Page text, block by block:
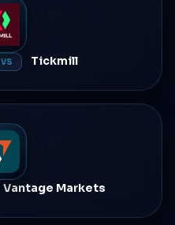
VS Tickmill
Vantage Markets